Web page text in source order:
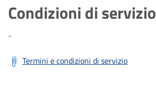
Condizioni di servizio
-
Termini e condizioni di servizio